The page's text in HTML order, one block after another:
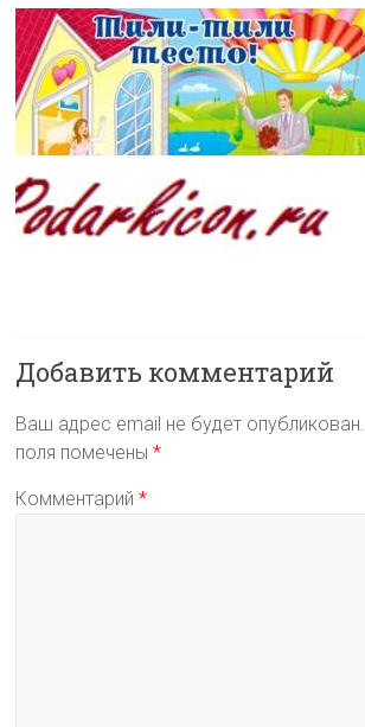
Добавить комментарий
Ваш адрес email не будет опубликован.
поля помечены*
Комментарий*